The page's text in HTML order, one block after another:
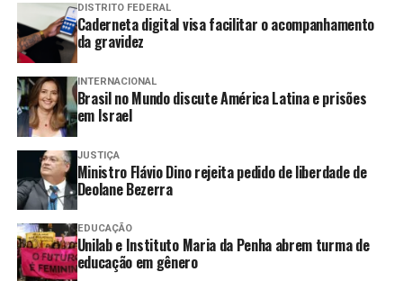
15h30: Coletiva de imprensa
Onde: Salão Dona Gercina Borges, Palácio das
Esmeraldas, Praça Cívica, Goiânia (GO)
16h: Cerimônia de transmissão do cargo
Onde: Praça Cívica, em frente ao Palácio das
Esmeraldas, Goiânia (GO)
TAGS: COMO
Compartilhar
DISTRITO FEDERAL
Caderneta digital visa facilitar o acompanhamento
da gravidez
INTERNACIONAL
Brasil no Mundo discute América Latina e prisões
em Israel
JUSTIÇA
Ministro Flávio Dino rejeita pedido de liberdade de
Deolane Bezerra
EDUCAÇÃO
Unilab e Instituto Maria da Penha abrem turma de
educação em gênero